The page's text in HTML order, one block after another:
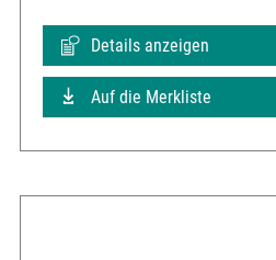
Details anzeigen
Auf die Merkliste